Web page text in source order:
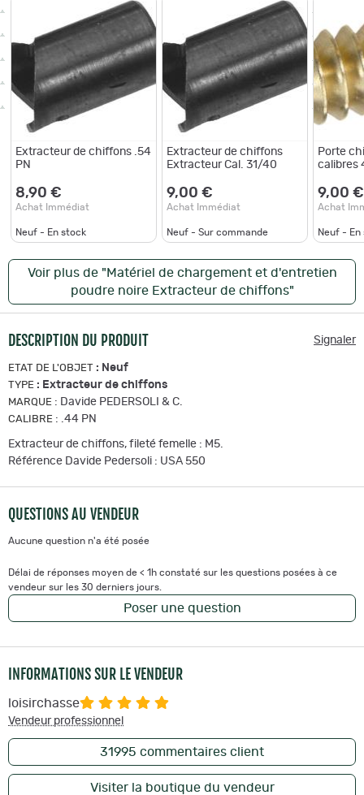
Extracteur de chiffons .54
PN
8,90 €
Achat Immédiat
Neuf - En stock
Extracteur de chiffons
Extracteur Cal. 31/40
9,00 €
Achat Immédiat
Neuf - Sur commande
Porte
calibres
9,00 €
Achat
Neuf - En
Voir plus de "Matériel de chargement et d'entretien
poudre noire Extracteur de chiffons"
DESCRIPTION DU PRODUIT Signaler
ETAT DE L'OBJET : Neuf
TYPE : Extracteur de chiffons
MARQUE : Davide PEDERSOLI & C.
CALIBRE : .44 PN
Extracteur de chiffons, fileté femelle : M5.
Référence Davide Pedersoli : USA 550
QUESTIONS AU VENDEUR
Aucune question n'a été posée
Délai de réponses moyen de < 1h constaté sur les questions posées à ce
vendeur sur les 30 derniers jours.
Poser une question
INFORMATIONS SUR LE VENDEUR
loisirchasse
Vendeur professionnel
31995 commentaires client
Visiter la boutique du vendeur